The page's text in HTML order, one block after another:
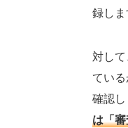
録しま
対し
てい
確認し
は「